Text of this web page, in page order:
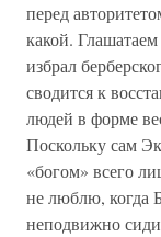
перед
какой.
избрал
сводится к
людей в форме
Поскольку сам
«богом» всего
не люблю, когда
неподвижно